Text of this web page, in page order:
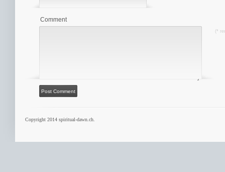
Comment
(*
Copyright 2014 spiritual-dawn.ch.